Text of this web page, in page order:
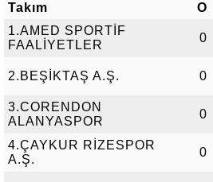
Takım O
1.AMED SPORTİF
FAALİYETLER
0
2.BEŞİKTAŞ A.Ş. 0
3.CORENDON
ALANYASPOR
0
4.ÇAYKUR RİZESPOR
A.Ş.
0